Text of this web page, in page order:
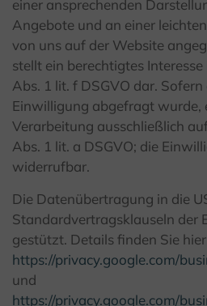
einer ansprechenden
Angebote und an einer
von uns auf der Website
stellt ein berechtigtes
Abs. 1 lit. f DSGVO dar.
Einwilligung abgefragt wurde,
Verarbeitung ausschließlich
Abs. 1 lit. a DSGVO; die
widerrufbar.
Die Datenübertragung in die
Standardvertragsklauseln der
gestützt. Details finden Sie
https://privacy.google.com/
und
https://privacy.google.com/